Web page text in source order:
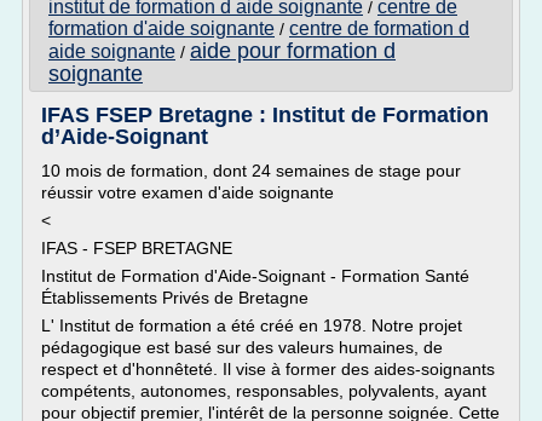
institut de formation d aide soignante / centre de
formation d'aide soignante / centre de formation d
aide soignante / aide pour formation d
soignante
IFAS FSEP Bretagne : Institut de Formation
d’Aide-Soignant
10 mois de formation, dont 24 semaines de stage pour
réussir votre examen d'aide soignante
<
IFAS - FSEP BRETAGNE
Institut de Formation d'Aide-Soignant - Formation Santé
Établissements Privés de Bretagne
L' Institut de formation a été créé en 1978. Notre projet
pédagogique est basé sur des valeurs humaines, de
respect et d'honnêteté. Il vise à former des aides-soignants
compétents, autonomes, responsables, polyvalents, ayant
pour objectif premier, l'intérêt de la personne soignée. Cette